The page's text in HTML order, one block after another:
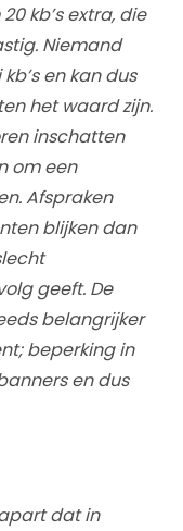
kb’s extra, die
Niemand
en kan dus
het waard zijn.
inschatten
om een
Afspraken
blijken dan
geeft. De
belangrijker
beperking in
en dus
dat in